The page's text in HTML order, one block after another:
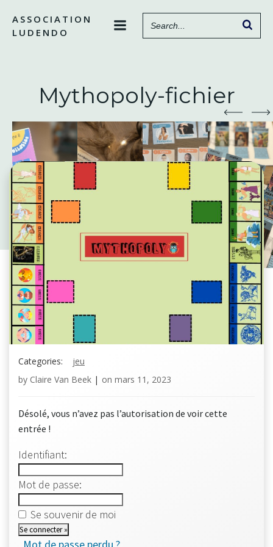
contenu
ASSOCIATION
LUDENDO
Mythopoly-fichier
Categories:
jeu
by Claire Van Beek | on mars 11, 2023
Désolé, vous n’avez pas l’autorisation de voir cette
entrée !
Identifiant:
Mot de passe:
Se souvenir de moi